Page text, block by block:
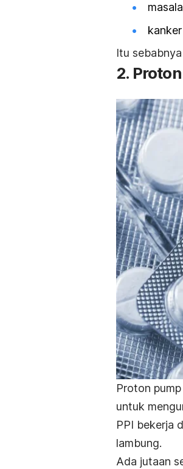
Itu
2.
Proton
untuk
PPI bekerja
lambung.
Ada jutaan